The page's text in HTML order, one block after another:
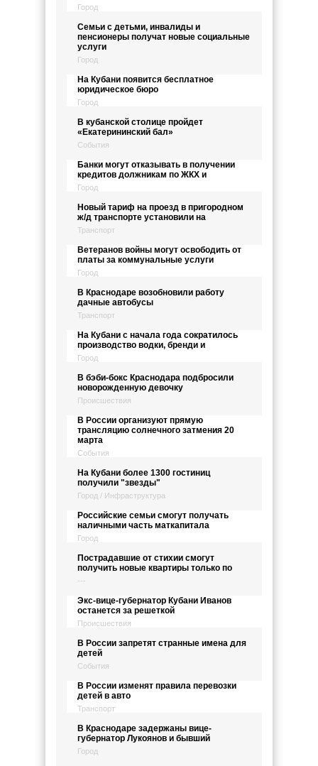
Город
Семьи с детьми, инвалиды и
пенсионеры получат новые социальные
услуги
Город
На Кубани появится бесплатное
юридическое бюро
Город
В кубанской столице пройдет
«Екатерининский бал»
События
Банки могут отказывать в получении
кредитов должникам по ЖКХ и
Город
Новый тариф на проезд в пригородном
ж/д транспорте установили на
Транспорт
Ветеранов войны могут освободить от
платы за коммунальные услуги
Город
В Краснодаре возобновили работу
дачные автобусы
Транспорт
На Кубани с начала года сократилось
производство водки, бренди и
Город
В бэби-бокс Краснодара подбросили
новорожденную девочку
Происшествия
В России организуют прямую
трансляцию солнечного затмения 20
марта
События
На Кубани более 1300 гостиниц
получили "звезды"
Город / Инфраструктура
Российские семьи смогут получать
наличными часть маткапитала
Город
Пострадавшие от стихии смогут
получить новые квартиры только по
---
Экс-вице-губернатор Кубани Иванов
останется за решеткой
Происшествия
В России запретят странные имена для
детей
События
В России изменят правила перевозки
детей в авто
Транспорт
В Краснодаре задержаны вице-
губернатор Лукоянов и бывший
Город